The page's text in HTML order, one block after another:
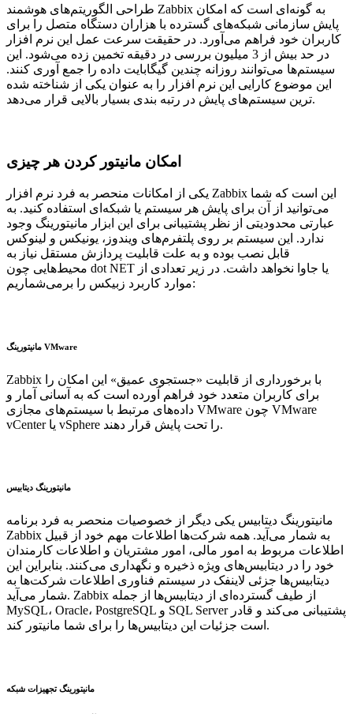
طراحی الگوریتم‌های هوشمند Zabbix به گونه‌ای است که امکان
پایش سازمانی شبکه‌های گسترده با هزاران دستگاه متصل را برای
کاربران خود فراهم می‌آورد. در حقیقت سرعت عمل این نرم افزار
در حد بیش از 3 میلیون بررسی در دقیقه تخمین زده می‌شود. این
سیستم‌ها می‌توانند روزانه چندین گیگابایت داده را جمع آوری کنند.
این موضوع کارایی این نرم افزار را به عنوان یکی از شناخته شده
ترین سیستم‌های پایش در رتبه بندی بسیار بالایی قرار می‌دهد.
امکان مانیتور کردن هر چیزی
یکی از امکانات منحصر به فرد نرم افزار Zabbix این است که شما
می‌توانید از آن برای پایش هر سیستم یا شبکه‌ای استفاده کنید. به
عبارتی محدودیتی از نظر پشتیبانی برای این ابزار مانیتورینگ وجود
ندارد. این سیستم بر روی پلتفرم‌های ویندوز، یونیکس و لینوکس
قابل نصب بوده و به علت قابلیت پردازش مستقل نیاز به
محیط‌هایی چون dot NET یا جاوا نخواهد داشت. در زیر تعدادی از
موارد کاربرد زبیکس را برمی‌شماریم:
مانیتورینگ VMware
Zabbix با برخورداری از قابلیت «جستجوی عمیق» این امکان را
برای کاربران متعدد خود فراهم آورده است که به آسانی آمار و
داده‌های مرتبط با سیستم‌های مجازی VMware چون VMware
vCenter یا vSphere را تحت پایش قرار دهند.
مانیتورینگ دیتابیس
مانیتورینگ دیتابیس یکی دیگر از خصوصیات منحصر به فرد برنامه
Zabbix به شمار می‌آید. همه شرکت‌ها اطلاعات مهم خود از قبیل
اطلاعات مربوط به امور مالی، امور مشتریان و اطلاعات کارمندان
خود را در دیتابیس‌های ویژه‌ ذخیره و نگهداری می‌کنند. بنابراین این
دیتابیس‌ها جزئی لاینفک در سیستم فناوری اطلاعات شرکت‌ها به
شمار می‌آید. Zabbix از طیف گسترده‌ای از دیتابیس‌ها از جمله
MySQL، Oracle، PostgreSQL و SQL Server پشتیبانی می‌کند و قادر
است جزئیات این دیتابیس‌ها را برای شما مانیتور کند.
مانیتورینگ تجهیزات شبکه